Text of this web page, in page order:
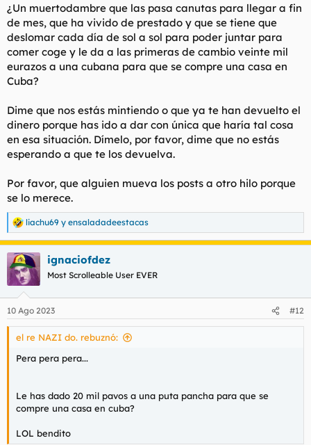
¿Un muertodambre que las pasa canutas para llegar a fin
de mes, que ha vivido de prestado y que se tiene que
deslomar cada día de sol a sol para poder juntar para
comer coge y le da a las primeras de cambio veinte mil
eurazos a una cubana para que se compre una casa en
Cuba?
Dime que nos estás mintiendo o que ya te han devuelto el
dinero porque has ido a dar con única que haría tal cosa
en esa situación. Dímelo, por favor, dime que no estás
esperando a que te los devuelva.
Por favor, que alguien mueva los posts a otro hilo porque
se lo merece.
R
e
a
c
c
i
e
s
liachu69 y ensaladadeestacas
ignaciofdez
Most Scrolleable User EVER
10 Ago 2023 #12
el re NAZI do. rebuznó:
Pera pera pera...
Le has dado 20 mil pavos a una puta pancha para que se
compre una casa en cuba?
LOL bendito